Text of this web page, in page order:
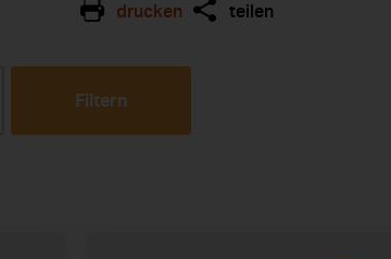
drucken teilen
Filtern